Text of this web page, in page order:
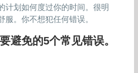
计划如何度过你的时间。很明
服。你不想犯任何错误。
避免的5个常见错误。